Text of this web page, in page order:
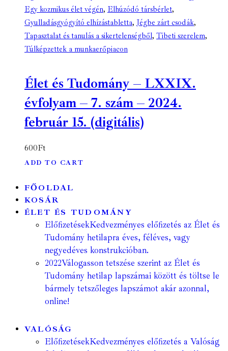
Egy kozmikus élet végén, Elhúzódó társbérlet,
Gyulladásgyógyító elhízástabletta, Jégbe zárt csodák,
Tapasztalat és tanulás a sikertelenségből, Tibeti szerelem,
Túlképzettek a munkaerőpiacon
Élet és Tudomány – LXXIX.
évfolyam – 7. szám – 2024.
február 15. (digitális)
600Ft
ADD TO CART
FŐOLDAL
KOSÁR
ÉLET ÉS TUDOMÁNY
ElőfizetésekKedvezményes előfizetés az Élet és
Tudomány hetilapra éves, féléves, vagy
negyedéves konstrukcióban.
2022Válogasson tetszése szerint az Élet és
Tudomány hetilap lapszámai között és töltse le
bármely tetszőleges lapszámot akár azonnal,
online!
VALÓSÁG
ElőfizetésekKedvezményes előfizetés a Valóság